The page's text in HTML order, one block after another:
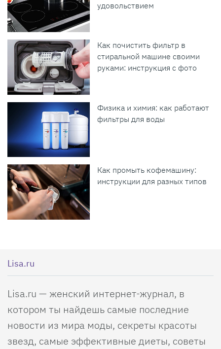
удовольствием
Как почистить фильтр в
стиральной машине своими
руками: инструкция с фото
Физика и химия: как работают
фильтры для воды
Как промыть кофемашину:
инструкции для разных типов
Lisa.ru
Lisa.ru — женский интернет-журнал, в
котором ты найдешь самые последние
новости из мира моды, секреты красоты
звезд, самые эффективные диеты, советы